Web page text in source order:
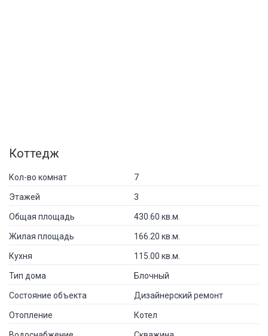
Коттедж
Кол-во комнат 7
Этажей 3
Общая площадь 430.60 кв.м.
Жилая площадь 166.20 кв.м.
Кухня 115.00 кв.м.
Тип дома Блочный
Состояние объекта Дизайнерский ремонт
Отопление Котел